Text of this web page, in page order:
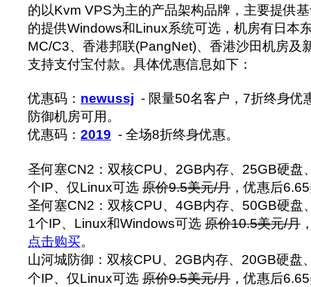
的以Kvm VPS为主的产品架构品牌，主要提供
的提供Windows和Linux系统可选，机房有日本
MC/C3、香港邦联(PangNet)、香港沙田机房及
支持支付宝付款。‍具体优惠信息如下：
优惠码： newussj - 限量50名客户，7折终身优
防御机房可用。
优惠码： 2019 - 全场8折终身优惠。
圣何塞CN2：双核CPU、2GB内存、25GB硬盘
个IP、仅Linux可选 原价9.5美元/月 ，优惠后
圣何塞CN2：双核CPU、4GB内存、50GB硬盘
1个IP、Linux和Windows可选 原价10.5美元/月
点击购买。
山河城防御：双核CPU、2GB内存、20GB硬盘
个IP、仅Linux可选 原价9.5美元/月 ，优惠后